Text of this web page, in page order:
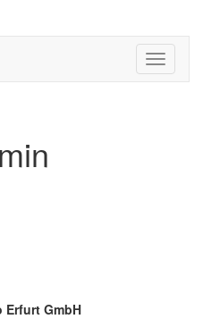
Erfurt GmbH